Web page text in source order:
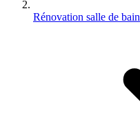
Rénovation salle de bain